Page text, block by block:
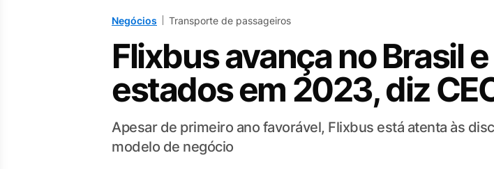
Negócios Transporte de passageiros
Flixbus avança no Brasil
estados em 2023, diz
Apesar de primeiro ano favorável, Flixbus está atenta às
modelo de negócio